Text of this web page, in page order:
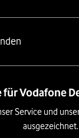
für Vodafone
Service und
ausgezeichnet.